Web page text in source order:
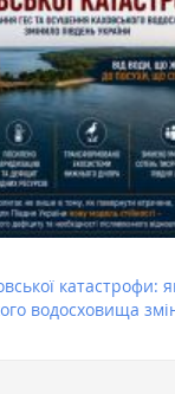
катастрофи:
водосховища